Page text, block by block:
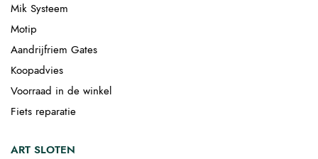
Mik Systeem
Motip
Aandrijfriem Gates
Koopadvies
Voorraad in de winkel
Fiets reparatie
ART SLOTEN